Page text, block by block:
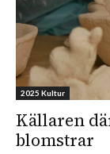
2025 Kultur
Källaren
blomstrar